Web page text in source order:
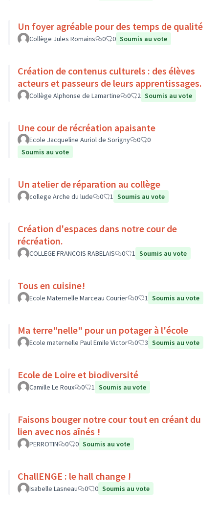
Un foyer agréable pour des temps de qualité
Collège Jules Romains 0 0 Soumis au vote
Création de contenus culturels : des élèves
acteurs et passeurs de leurs apprentissages.
Collège Alphonse de Lamartine 0 2 Soumis au vote
Une cour de récréation apaisante
Ecole Jacqueline Auriol de Sorigny 0
0
Soumis au vote
Un atelier de réparation au collège
college Arche du lude 0 1 Soumis au vote
Création d'espaces dans notre cour de
récréation.
COLLEGE FRANCOIS RABELAIS 0 1 Soumis au vote
Tous en cuisine!
Ecole Maternelle Marceau Courier 0 1 Soumis au vote
Ma terre"nelle" pour un potager à l'école
Ecole maternelle Paul Emile Victor 0 3 Soumis au vote
Ecole de Loire et biodiversité
Camille Le Roux 0 1 Soumis au vote
Faisons bouger notre cour tout en créant du
lien avec nos aînés !
PERROTIN 0 0 Soumis au vote
ChallENGE : le hall change !
Isabelle Lasneau 0 0 Soumis au vote